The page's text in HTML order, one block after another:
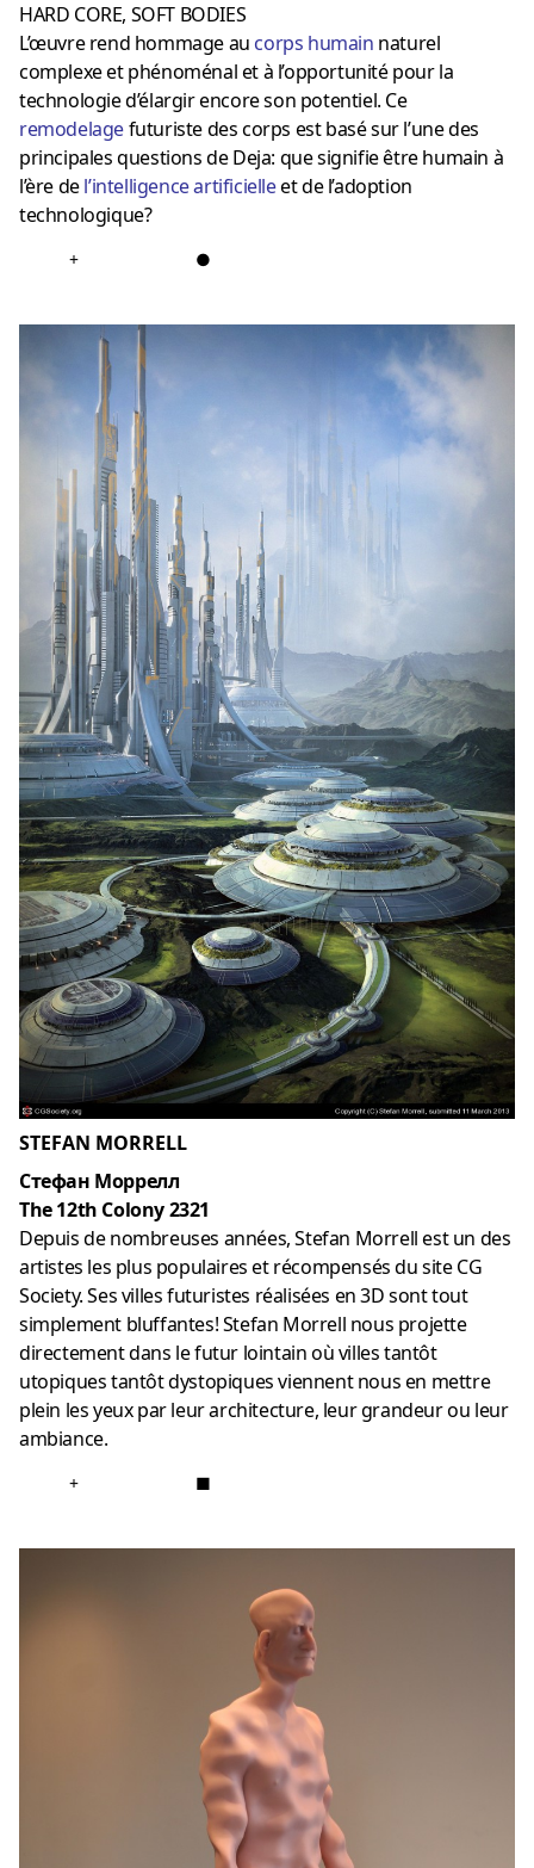
HARD CORE, SOFT BODIES
L’œuvre rend hommage au corps humain naturel
complexe et phénoménal et à l’opportunité pour la
technologie d’élargir encore son potentiel. Ce
remodelagefuturiste des corps est basé sur l’une des
principales questions de Deja: que signifie être humain à
l’ère del’intelligence artificielleet de l’adoption
technologique?
+ ●
STEFAN MORRELL
Стефан Моррелл
The 12th Colony 2321
Depuis de nombreuses années, Stefan Morrell est un des
artistes les plus populaires et récompensés du site CG
Society. Ses villes futuristes réalisées en 3D sont tout
simplement bluffantes! Stefan Morrell nous projette
directement dans le futur lointain où villes tantôt
utopiques tantôt dystopiques viennent nous en mettre
plein les yeux par leur architecture, leur grandeur ou leur
ambiance.
+ ■